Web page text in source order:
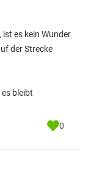
es kein Wunder
der Strecke
bleibt
0